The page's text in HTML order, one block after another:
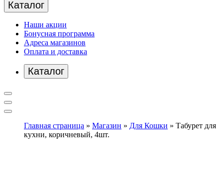
Каталог
Наши акции
Бонусная программа
Адреса магазинов
Оплата и доставка
Каталог
Главная страница » Магазин » Для Кошки » Табурет для
кухни, коричневый, 4шт.